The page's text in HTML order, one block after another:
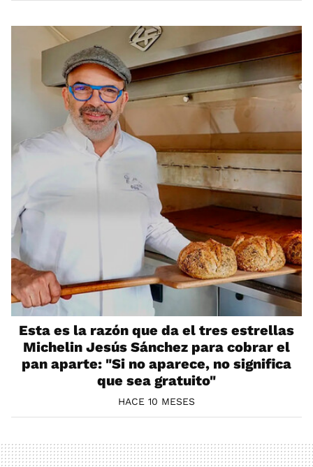
Esta es la razón que da el tres estrellas
Michelin Jesús Sánchez para cobrar el
pan aparte: "Si no aparece, no significa
que sea gratuito"
HACE 10 MESES